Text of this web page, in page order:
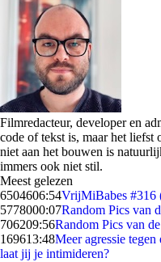
Filmredacteur, developer en
code of tekst is, maar het liefst
niet aan het bouwen is
immers ook niet stil.
Meest gelezen
6504606:54VrijMiBabes #316
5778000:07Random Pics van
706209:56Random Pics van
169613:48Meer agressie
laat jij je intimideren?